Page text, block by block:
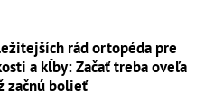
rád ortopéda pre
a kĺby: Začať treba oveľa
začnú bolieť